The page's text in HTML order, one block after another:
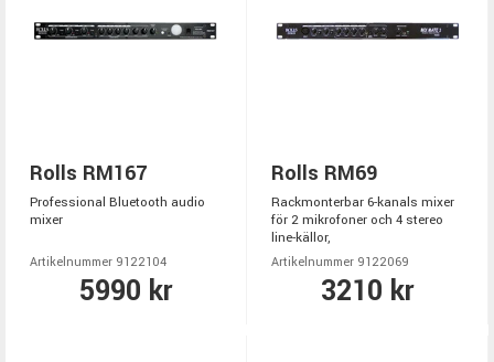
Rolls RM167
Professional Bluetooth audio
mixer
Artikelnummer 9122104
5990 kr
Rolls RM69
Rackmonterbar 6-kanals mixer
för 2 mikrofoner och 4 stereo
line-källor,
Artikelnummer 9122069
3210 kr